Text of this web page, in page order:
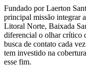
Fundado por Laerton
principal missão integrar
Litoral Norte, Baixada
diferencial o olhar crítico
busca de contato cada
tem investido na
esse fim.